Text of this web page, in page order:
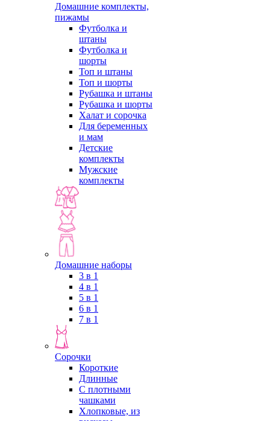
Домашние комплекты,
пижамы
Футболка и
штаны
Футболка и
шорты
Топ и штаны
Топ и шорты
Рубашка и штаны
Рубашка и шорты
Халат и сорочка
Для беременных
и мам
Детские
комплекты
Мужские
комплекты
Домашние наборы
3 в 1
4 в 1
5 в 1
6 в 1
7 в 1
Сорочки
Короткие
Длинные
С плотными
чашками
Хлопковые, из